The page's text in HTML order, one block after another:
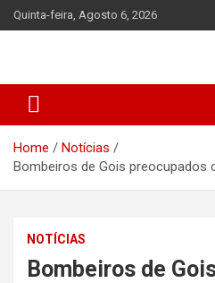
Skip
to
Quinta-feira, Agosto 6, 2026
Home
Notícias
Bombeiros de Gois preocupados
NOTÍCIAS
Bombeiros de